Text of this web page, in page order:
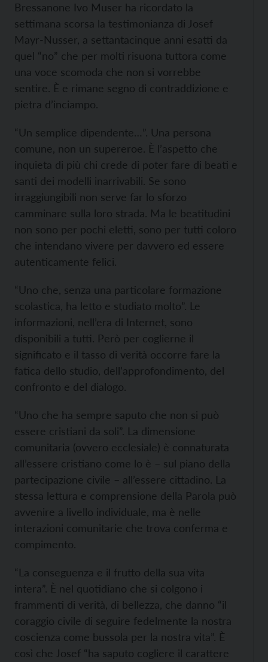
Bressanone Ivo Muser ha ricordato la
settimana scorsa la testimonianza di Josef
Mayr-Nusser, a settantacinque anni esatti da
quel “no” che per molti risuona tuttora come
una voce scomoda che non si vorrebbe
sentire. È e rimane segno di contraddizione e
pietra d’inciampo.
“Un semplice dipendente…”. Una persona
comune, non un supereroe. È l’aspetto che
inquieta di più chi crede di poter fare di beati e
santi dei modelli inarrivabili. Se sono
irraggiungibili non serve far lo sforzo
camminare sulla loro strada. Ma le beatitudini
non sono per pochi eletti, sono per tutti coloro
che intendano vivere per davvero ed essere
autenticamente felici.
“Uno che, senza una particolare formazione
scolastica, ha letto e studiato molto”. Le
informazioni, nell’era di Internet, sono
disponibili a tutti. Però per coglierne il
significato e il tasso di verità occorre fare la
fatica dello studio, dell’approfondimento, del
confronto e del dialogo.
“Uno che ha sempre saputo che non si può
essere cristiani da soli”. La dimensione
comunitaria (ovvero ecclesiale) è connaturata
all’essere cristiano come lo è – sul piano della
partecipazione civile – all’essere cittadino. La
stessa lettura e comprensione della Parola può
avvenire a livello individuale, ma è nelle
interazioni comunitarie che trova conferma e
compimento.
“La conseguenza e il frutto della sua vita
intera”. È nel quotidiano che si colgono i
frammenti di verità, di bellezza, che danno “il
coraggio civile di seguire fedelmente la nostra
coscienza come bussola per la nostra vita”. È
così che Josef “ha saputo cogliere il carattere